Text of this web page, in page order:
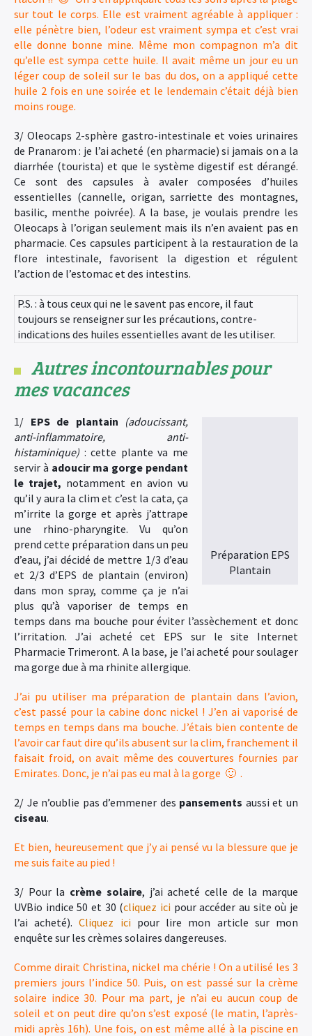
sur tout le corps. Elle est vraiment agréable à appliquer :
elle pénètre bien, l’odeur est vraiment sympa et c’est vrai
elle donne bonne mine. Même mon compagnon m’a dit
qu’elle est sympa cette huile. Il avait même un jour eu un
léger coup de soleil sur le bas du dos, on a appliqué cette
huile 2 fois en une soirée et le lendemain c’était déjà bien
moins rouge.
3/ Oleocaps 2-sphère gastro-intestinale et voies urinaires
de Pranarom : je l’ai acheté (en pharmacie) si jamais on a la
diarrhée (tourista) et que le système digestif est dérangé.
Ce sont des capsules à avaler composées d’huiles
essentielles (cannelle, origan, sarriette des montagnes,
basilic, menthe poivrée). A la base, je voulais prendre les
Oleocaps à l’origan seulement mais ils n’en avaient pas en
pharmacie. Ces capsules participent à la restauration de la
flore intestinale, favorisent la digestion et régulent
l’action de l’estomac et des intestins.
P.S. : à tous ceux qui ne le savent pas encore, il faut
toujours se renseigner sur les précautions, contre-
indications des huiles essentielles avant de les utiliser.
Autres incontournables pour
mes vacances
Préparation EPS
Plantain
1/ EPS de plantain (adoucissant,
anti-inflammatoire, anti-
histaminique) : cette plante va me
servir à adoucir ma gorge pendant
le trajet, notamment en avion vu
qu’il y aura la clim et c’est la cata, ça
m’irrite la gorge et après j’attrape
une rhino-pharyngite. Vu qu’on
prend cette préparation dans un peu
d’eau, j’ai décidé de mettre 1/3 d’eau
et 2/3 d’EPS de plantain (environ)
dans mon spray, comme ça je n’ai
plus qu’à vaporiser de temps en
temps dans ma bouche pour éviter l’assèchement et donc
l’irritation. J’ai acheté cet EPS sur le site Internet
Pharmacie Trimeront. A la base, je l’ai acheté pour soulager
ma gorge due à ma rhinite allergique.
J’ai pu utiliser ma préparation de plantain dans l’avion,
c’est passé pour la cabine donc nickel ! J’en ai vaporisé de
temps en temps dans ma bouche. J’étais bien contente de
l’avoir car faut dire qu’ils abusent sur la clim, franchement il
faisait froid, on avait même des couvertures fournies par
Emirates. Donc, je n’ai pas eu mal à la gorge 🙂 .
2/ Je n’oublie pas d’emmener des pansements aussi et un
ciseau.
Et bien, heureusement que j’y ai pensé vu la blessure que je
me suis faite au pied !
3/ Pour la crème solaire, j’ai acheté celle de la marque
UVBio indice 50 et 30 (cliquez ici pour accéder au site où je
l’ai acheté).Cliquez icipour lire mon article sur mon
enquête sur les crèmes solaires dangereuses.
Comme dirait Christina, nickel ma chérie ! On a utilisé les 3
premiers jours l’indice 50. Puis, on est passé sur la crème
solaire indice 30. Pour ma part, je n’ai eu aucun coup de
soleil et on peut dire qu’on s’est exposé (le matin, l’après-
midi après 16h). Une fois, on est même allé à la piscine en